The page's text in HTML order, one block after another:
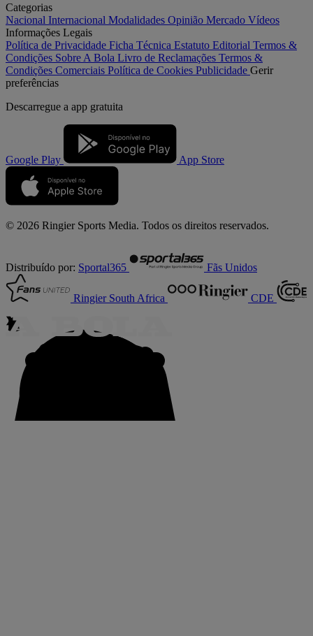
Categorias
Nacional Internacional Modalidades Opinião Mercado Vídeos
Informações Legais
Política de Privacidade Ficha Técnica Estatuto Editorial Termos &
Condições Sobre A Bola Livro de Reclamações Termos &
Condições Comerciais Política de Cookies Publicidade Gerir
preferências
Descarregue a app gratuita
Google Play App Store
© 2026 Ringier Sports Media. Todos os direitos reservados.
Distribuído por: Sportal365 Fãs Unidos
Ringier South Africa CDE